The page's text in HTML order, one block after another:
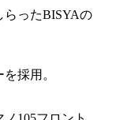
らったBISYAの
採用。